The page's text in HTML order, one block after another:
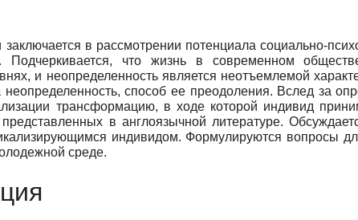
в рассмотрении потенциала социально-
Подчеркивается, что жизнь в современном
и неопределенность является неотъемлемой
неопределенность, способ ее преодоления. Вслед за
трансформацию, в ходе которой индивид
в англоязычной литературе.
индивидом. Формулируются вопросы
среде.